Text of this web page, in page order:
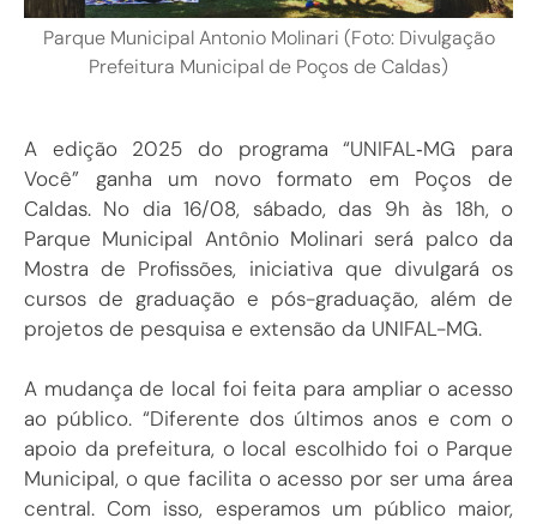
Parque Municipal Antonio Molinari (Foto: Divulgação
Prefeitura Municipal de Poços de Caldas)
A edição 2025 do programa “UNIFAL‑MG para
Você” ganha um novo formato em Poços de
Caldas. No dia 16/08, sábado, das 9h às 18h, o
Parque Municipal Antônio Molinari será palco da
Mostra de Profissões, iniciativa que divulgará os
cursos de graduação e pós-graduação, além de
projetos de pesquisa e extensão da UNIFAL-MG.
A mudança de local foi feita para ampliar o acesso
ao público. “Diferente dos últimos anos e com o
apoio da prefeitura, o local escolhido foi o Parque
Municipal, o que facilita o acesso por ser uma área
central. Com isso, esperamos um público maior,